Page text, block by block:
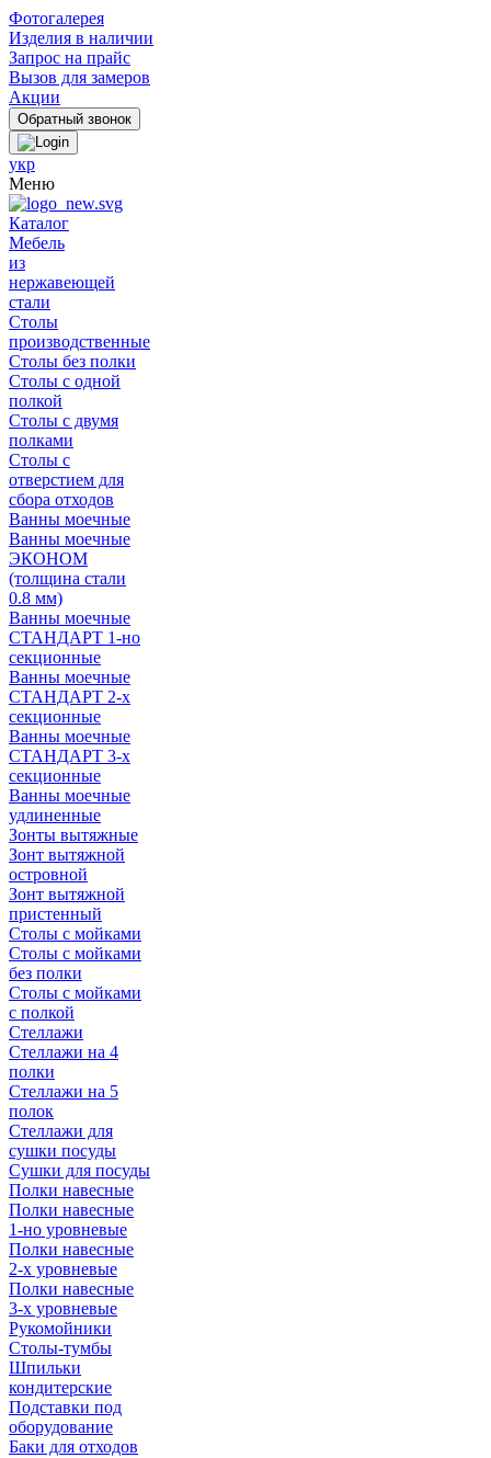
Фотогалерея
Изделия в наличии
Запрос на прайс
Вызов для замеров
Акции
укр
Меню
Каталог
Мебель
из
нержавеющей
стали
Столы
производственные
Столы без полки
Столы с одной
полкой
Столы с двумя
полками
Столы с
отверстием для
сбора отходов
Ванны моечные
Ванны моечные
ЭКОНОМ
(толщина стали
0.8 мм)
Ванны моечные
СТАНДАРТ 1-но
секционные
Ванны моечные
СТАНДАРТ 2-х
секционные
Ванны моечные
СТАНДАРТ 3-х
секционные
Ванны моечные
удлиненные
Зонты вытяжные
Зонт вытяжной
островной
Зонт вытяжной
пристенный
Столы с мойками
Столы с мойками
без полки
Столы с мойками
с полкой
Стеллажи
Стеллажи на 4
полки
Стеллажи на 5
полок
Стеллажи для
сушки посуды
Сушки для посуды
Полки навесные
Полки навесные
1-но уровневые
Полки навесные
2-х уровневые
Полки навесные
3-х уровневые
Рукомойники
Столы-тумбы
Шпильки
кондитерские
Подставки под
оборудование
Баки для отходов